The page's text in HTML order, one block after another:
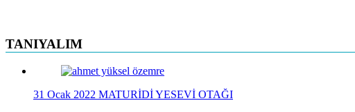
TANIYALIM
31 Ocak 2022 MATURİDİ YESEVİ OTAĞI